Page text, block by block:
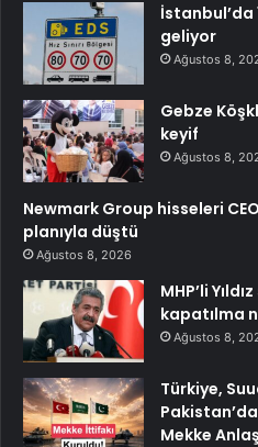
İstanbul’da
geliyor
Ağustos 8,
Gebze
keyif
Ağustos 8,
Newmark Group hisseleri
planıyla düştü
Ağustos 8, 2026
MHP’li
kapatılma
Ağustos 8,
Türkiye,
Mekke